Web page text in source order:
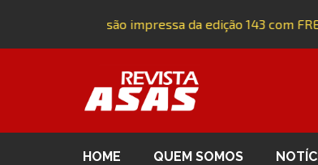
Adquira a versão impressa da edição 143 com
HOME QUEM SOMOS